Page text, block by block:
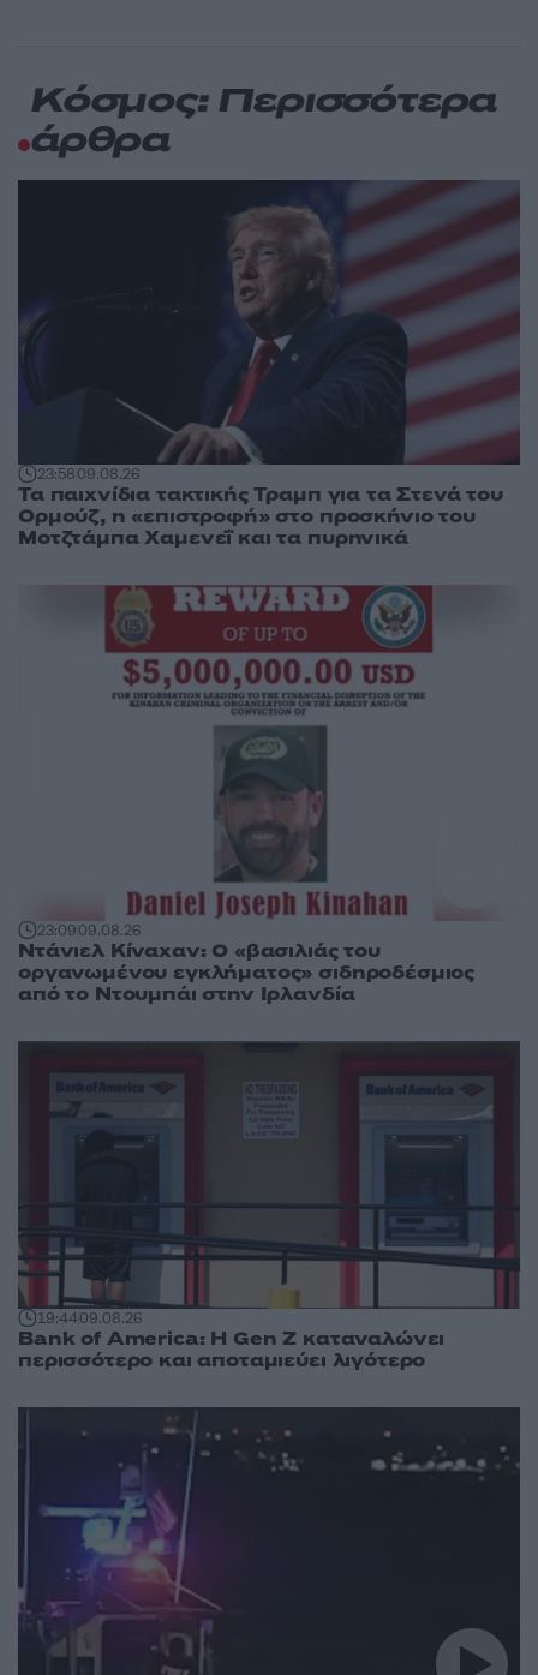
Κόσμος: Περισσότερα
άρθρα
23:5809.08.26
Τα παιχνίδια τακτικής Τραμπ για τα Στενά του
Ορμούζ, η «επιστροφή» στο προσκήνιο του
Μοτζτάμπα Χαμενεΐ και τα πυρηνικά
23:0909.08.26
Ντάνιελ Κίναχαν: Ο «βασιλιάς του
οργανωμένου εγκλήματος» σιδηροδέσμιος
από το Ντουμπάι στην Ιρλανδία
19:4409.08.26
Bank of America: Η Gen Z καταναλώνει
περισσότερο και αποταμιεύει λιγότερο